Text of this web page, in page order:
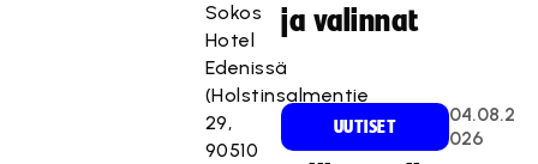
Sokos
Hotel
Edenissä
(Holstinsalmentie
29,
90510
ja valinnat
UUTISET
04.08.2
026